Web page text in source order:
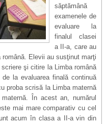
săptămână
examenele de
evaluare la
finalul clasei
a II-a, care au
Elevii au susţinut marţi
şi citire la Limba română
la evaluarea finală continuă
proba scrisă la Limba maternă
În acest an, numărul
mai mare comparativ cu cel
acum în clasa a II-a vin din